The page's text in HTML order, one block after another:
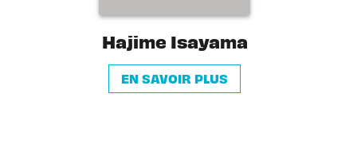
Hajime Isayama
EN SAVOIR PLUS